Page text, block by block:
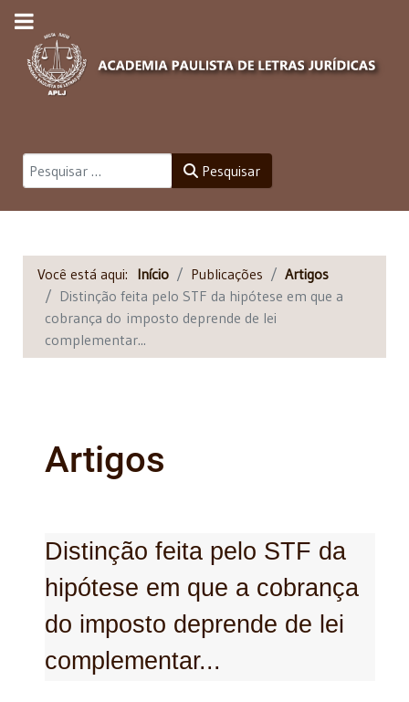
Pesquisar Pesquisar
Você está aqui: Início Publicações
Artigos
Distinção feita pelo STF da hipótese em que a
cobrança do imposto deprende de lei
complementar...
Artigos
Distinção feita pelo STF da
hipótese em que a cobrança
do imposto deprende de lei
complementar...